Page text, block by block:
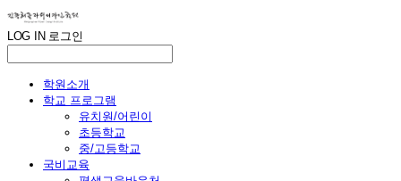
LOG IN 로그인
학원소개
학교 프로그램
유치원/어린이
초등학교
중/고등학교
국비교육